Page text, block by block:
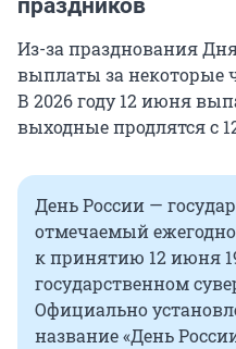
праздников
Из-за празднования
выплаты за некоторые
В 2026 году 12 июня
выходные продлятся с
День России —
отмечаемый
к принятию 12 июня
государственном
Официально
название «День